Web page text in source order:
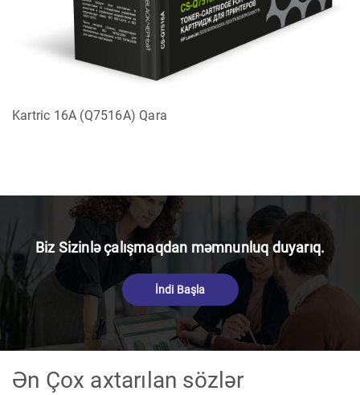
Kartric 16A (Q7516A) Qara
Biz Sizinlə çalışmaqdan məmnunluq duyarıq.
İndi Başla
Ən Çox axtarılan sözlər